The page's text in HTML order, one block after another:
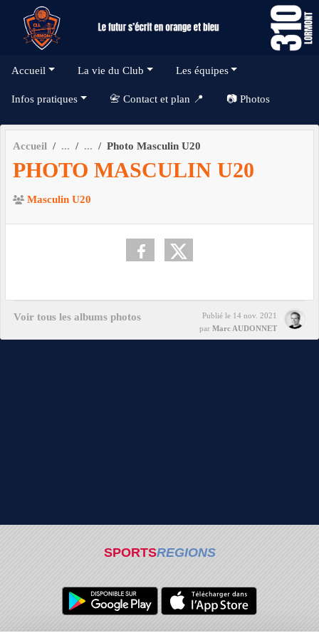
Accueil La vie du Club Les équipes
Infos pratiques 📇 Contact et plan 📍 📷 Photos
Accueil Photo Masculin U20
PHOTO MASCULIN U20
Masculin U20
Voir tous les albums photos Publié le 14 nov. 2021
par Marc AUDONNET
SPORTSREGIONS
Panneau de gestion des cookies